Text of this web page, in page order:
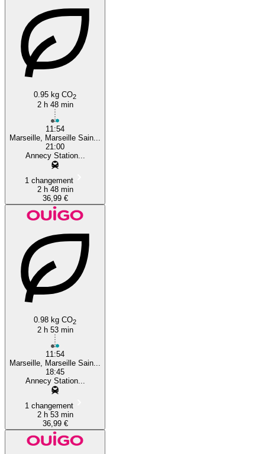
0.95 kg CO2
2 h 48 min
11:54
Marseille, Marseille Sain...
21:00
Annecy Station...
1 changement
2 h 48 min
36,99 €
0.98 kg CO2
2 h 53 min
11:54
Marseille, Marseille Sain...
18:45
Annecy Station...
1 changement
2 h 53 min
36,99 €